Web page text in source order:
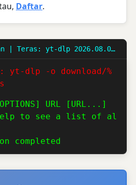
Daftar.
Sistem Dalam Talian | Teras: yt-dlp 2026.08.04.234419 | Web UI: 2026.08.07
yt-dlp -o download/%
URL [URL...]
to see a list of al
completed